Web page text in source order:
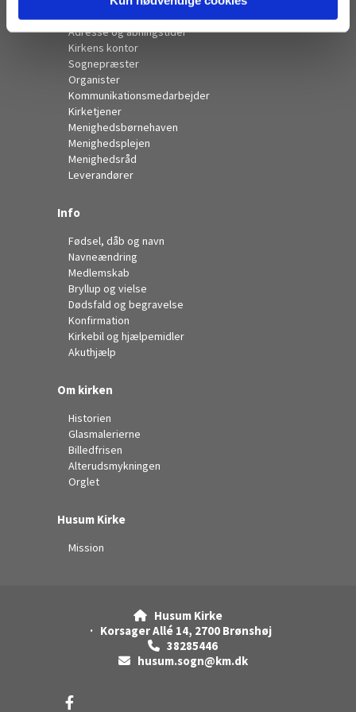
Adresse og åbningstider
Kirkens kontor
Sognepræster
Organister
Kommunikationsmedarbejder
Kirketjener
Menighedsbørnehaven
Menighedsplejen
Menighedsråd
Leverandører
Info
Fødsel, dåb og navn
Navneændring
Medlemskab
Bryllup og vielse
Dødsfald og begravelse
Konfirmation
Kirkebil og hjælpemidler
Akuthjælp
Om kirken
Historien
Glasmalerierne
Billedfrisen
Alterudsmykningen
Orglet
Husum Kirke
Mission

Husum Kirke
· Korsager Allé 14, 2700 Brønshøj
 38285446
husum.sogn@km.dk